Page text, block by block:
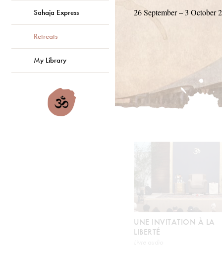
Sahaja Express
Retreats
My Library
26 September – 3 October
UNE INVITATION À LA
LIBERTÉ